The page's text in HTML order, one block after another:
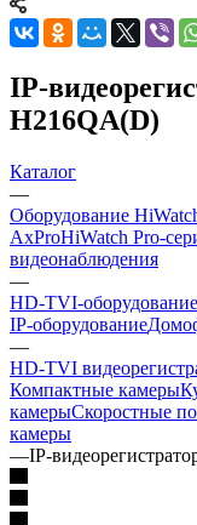
IP-
H216QA(D)
Каталог
—
Оборудование
AxProHiWatch Pro-
видеонаблюдения
—
HD-TVI-
IP-оборудование
—
HD-TVI
Компактные камеры
камерыСкоростные
камеры
—IP-